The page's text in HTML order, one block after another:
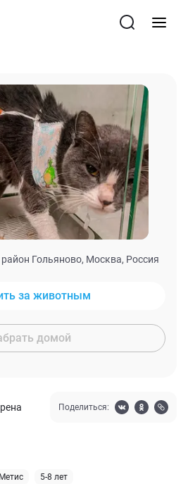
Гольяново, Москва, Россия
за животным
домой
Поделиться:
Метис 5-8 лет